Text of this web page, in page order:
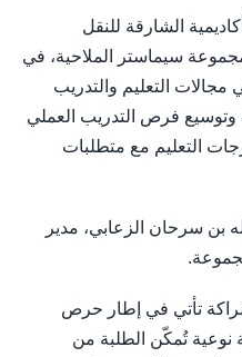
أكاديمية الشارقة للنقل
سيماستر الملاحية، في
التعليم والتدريب
وتوسيع فرص التدريب العملي
التعليم مع متطلبات
بن سرحان الزعابي، مدير
تأتي في إطار حرص
نوعية تُمكّن الطلبة من